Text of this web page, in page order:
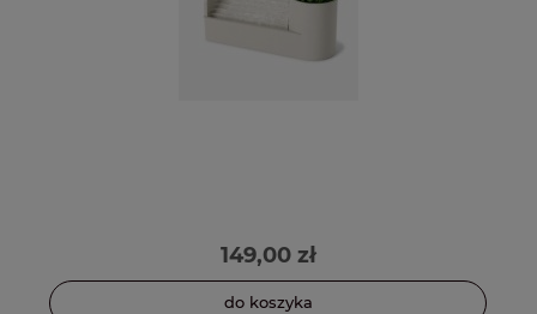
149,00 zł
do koszyka